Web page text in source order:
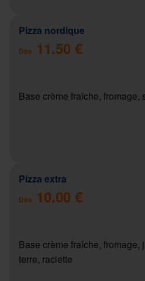
Pizza nordique
Dès 11.50 €
Base crème fraîche, fromage,
Pizza extra
Dès 10.00 €
Base crème fraîche, fromage,
terre, raclette